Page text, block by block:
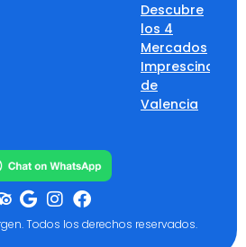
Descubre
los 4
Mercados
Imprescindibles
de
Valencia
Todos los derechos reservados.